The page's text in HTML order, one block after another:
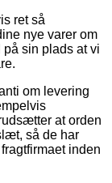
ret så
nye varer om
på sin plads at vi
om levering
at orden
så de har
inden